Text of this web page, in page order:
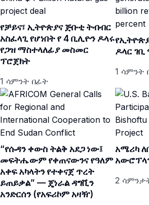
የቻይና፣ ኢትዮጵያና ጅቡቲ ትብብር
አስፈላጊ የሆነበት የ 4 ቢሊዮን ዶላሩ
የጋዝ ማስተላለፊያ መስመር
ፕሮጀክት
1 ሳምንት በፊት
ዶላር
1 ሳምንት
“የሱዳን ቀውስ ትልቅ አደጋ ነው፤
መፍትሔውም የቀጠናውንና የዓለም
አቀፍ አካላትን የተቀናጀ ጥረት
ይጠይቃል” — ጄነራል ዳግቪን
አንድርሰን (የአፍሪኮም አዛዥ)
አሜሪካ
2